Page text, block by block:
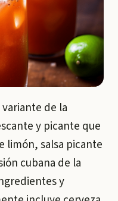
variante de la
y picante que
limón, salsa picante
cubana de la
y